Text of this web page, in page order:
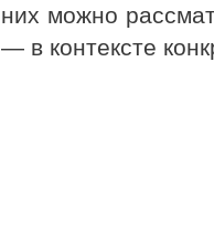
них можно
— в контексте